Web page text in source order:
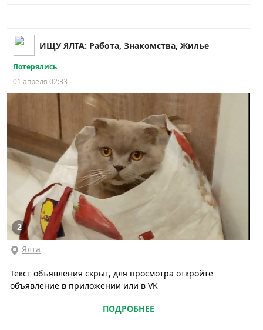
ИЩУ ЯЛТА: Работа, Знакомства, Жилье
Потерялись
01 апреля 02:33
2
Ялта
Текст объявления скрыт, для просмотра откройте
объявление в приложении или в VK
ПОДРОБНЕЕ